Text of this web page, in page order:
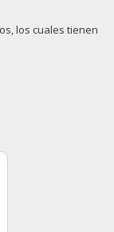
los cuales tienen